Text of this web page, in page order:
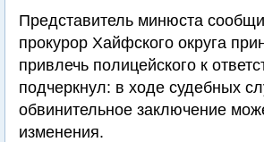
Представитель минюста
прокурор Хайфского округа
привлечь полицейского к
подчеркнул: в ходе судебных
обвинительное заключение
изменения.